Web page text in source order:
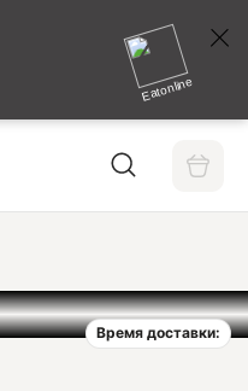
Eatonline
Время доставки: